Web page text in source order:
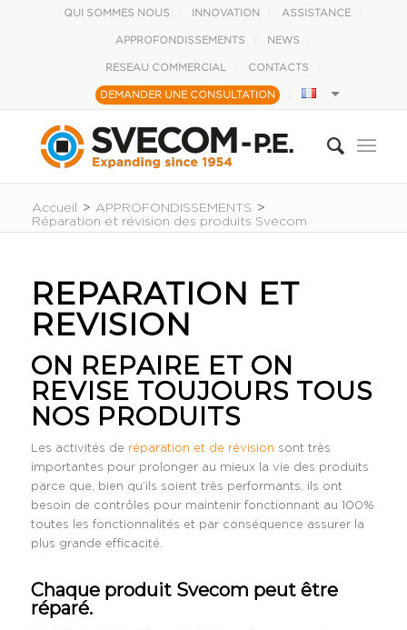
QUI SOMMES NOUS INNOVATION ASSISTANCE
APPROFONDISSEMENTS NEWS
RESEAU COMMERCIAL CONTACTS
DEMANDER UNE CONSULTATION
Accueil > APPROFONDISSEMENTS >
Réparation et révision des produits Svecom
REPARATION ET
REVISION
ON REPAIRE ET ON
REVISE TOUJOURS TOUS
NOS PRODUITS
Les activités de réparation et de révision sont très
importantes pour prolonger au mieux la vie des produits
parce que, bien qu’ils soient très performants, ils ont
besoin de contrôles pour maintenir fonctionnant au 100%
toutes les fonctionnalités et par conséquence assurer la
plus grande efficacité.
Chaque produit Svecom peut être
réparé.